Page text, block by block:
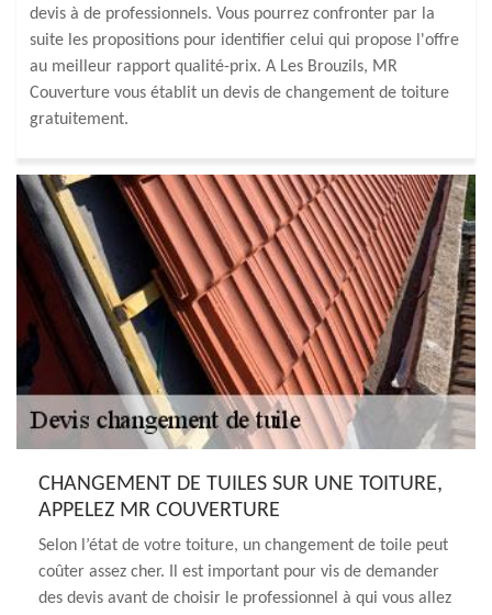
devis à de professionnels. Vous pourrez confronter par la
suite les propositions pour identifier celui qui propose l'offre
au meilleur rapport qualité-prix. A Les Brouzils, MR
Couverture vous établit un devis de changement de toiture
gratuitement.
CHANGEMENT DE TUILES SUR UNE TOITURE,
APPELEZ MR COUVERTURE
Selon l’état de votre toiture, un changement de toile peut
coûter assez cher. Il est important pour vis de demander
des devis avant de choisir le professionnel à qui vous allez